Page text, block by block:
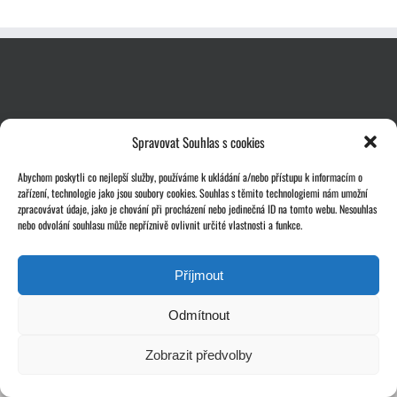
Spravovat Souhlas s cookies
Abychom poskytli co nejlepší služby, používáme k ukládání a/nebo přístupu k informacím o
zařízení, technologie jako jsou soubory cookies. Souhlas s těmito technologiemi nám umožní
zpracovávat údaje, jako je chování při procházení nebo jedinečná ID na tomto webu. Nesouhlas
nebo odvolání souhlasu může nepříznivě ovlivnit určité vlastnosti a funkce.
Příjmout
Odmítnout
Zobrazit předvolby
Copyright 2024 | Statika Bárta, s.r.o.